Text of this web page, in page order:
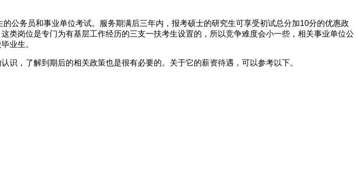
公务员和事业单位考试。服务期满后三年内，报考硕士的研究生可享受初试总分加10分的优惠政
类岗位是专门为有基层工作经历的三支一扶考生设置的，所以竞争难度会小一些，相关事业单位公
业生。
，了解到期后的相关政策也是很有必要的。关于它的薪资待遇，可以参考以下。